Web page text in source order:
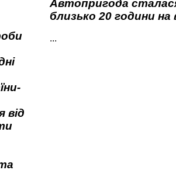
від
Автопригода
близько 20 години на
...